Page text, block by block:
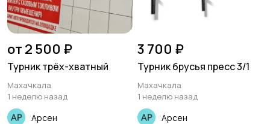
от 2 500 ₽
Турник трёх-хватный
Махачкала
1 неделю назад
Арсен
3 700 ₽
Турник брусья пресс 3/1
Махачкала
1 неделю назад
Арсен